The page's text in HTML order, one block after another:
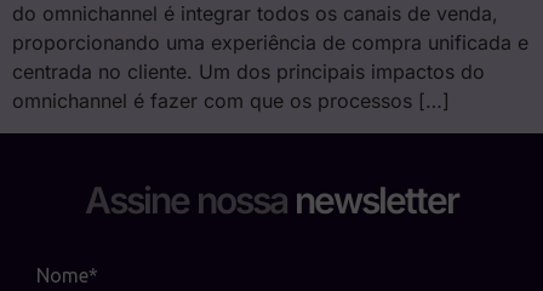
do omnichannel é integrar todos os canais de venda,
proporcionando uma experiência de compra unificada e
centrada no cliente. Um dos principais impactos do
omnichannel é fazer com que os processos […]
Assine nossa newsletter
Nome*